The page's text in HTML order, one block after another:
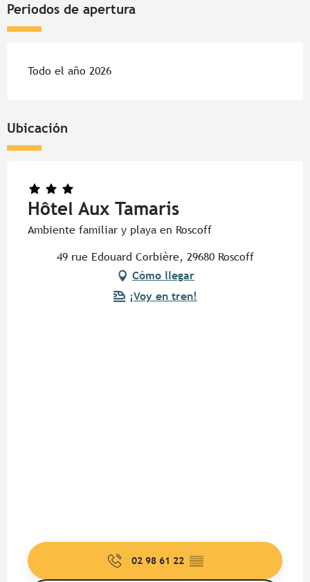
Periodos de apertura
Todo el año 2026
Ubicación
Hôtel Aux Tamaris
Ambiente familiar y playa en Roscoff
49 rue Edouard Corbière, 29680 Roscoff
Cómo llegar
¡Voy en tren!
02 98 61 22 ▒▒